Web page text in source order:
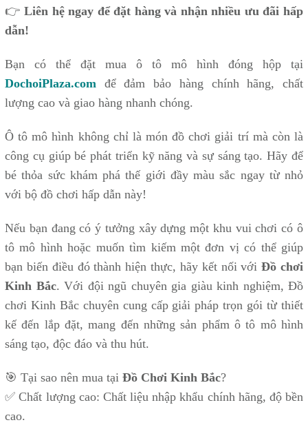
👉Liên hệ ngay để đặt hàng và nhận nhiều ưu đãi hấp
dẫn!
Bạn có thể đặt mua ô tô mô hình đóng hộp tại
DochoiPlaza.com để đảm bảo hàng chính hãng, chất
lượng cao và giao hàng nhanh chóng.
Ô tô mô hình không chỉ là món đồ chơi giải trí mà còn là
công cụ giúp bé phát triển kỹ năng và sự sáng tạo. Hãy để
bé thỏa sức khám phá thế giới đầy màu sắc ngay từ nhỏ
với bộ đồ chơi hấp dẫn này!
Nếu bạn đang có ý tưởng xây dựng một khu vui chơi có ô
tô mô hình hoặc muốn tìm kiếm một đơn vị có thể giúp
bạn biến điều đó thành hiện thực, hãy kết nối vớiĐồ chơi
Kinh Bắc. Với đội ngũ chuyên gia giàu kinh nghiệm, Đồ
chơi Kinh Bắc chuyên cung cấp giải pháp trọn gói từ thiết
kế đến lắp đặt, mang đến những sản phẩm ô tô mô hình
sáng tạo, độc đáo và thu hút.
🎯 Tại sao nên mua tại Đồ Chơi Kinh Bắc?
✅ Chất lượng cao: Chất liệu nhập khẩu chính hãng, độ bền
cao.